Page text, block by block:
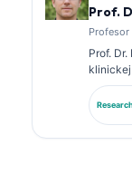
Prof.
Prof.
pre